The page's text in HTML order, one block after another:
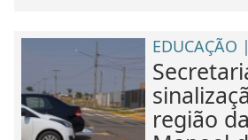
região